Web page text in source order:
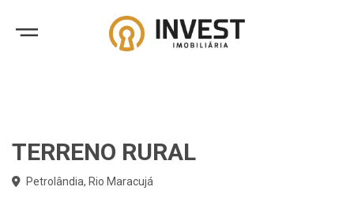
TERRENO RURAL
Petrolândia, Rio Maracujá